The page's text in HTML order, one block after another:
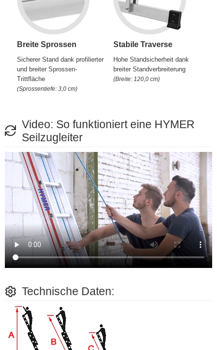
Breite Sprossen
Sicherer Stand dank profilierter
und breiter Sprossen-
Trittfläche
(Sprossentiefe: 3,0 cm)
Stabile Traverse
Hohe Standsicherheit dank
breiter Standverbreiterung
(Breite: 120,0 cm)
Video: So funktioniert eine HYMER
Seilzugleiter
Technische Daten: